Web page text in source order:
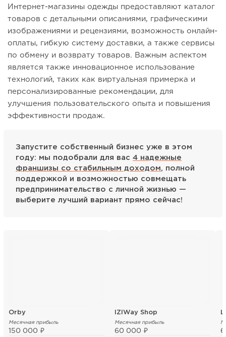
Интернет-магазины одежды предоставляют каталог
товаров с детальными описаниями, графическими
изображениями и рецензиями, возможность онлайн-
оплаты, гибкую систему доставки, а также сервисы
по обмену и возврату товаров. Важным аспектом
является также инновационное использование
технологий, таких как виртуальная примерка и
персонализированные рекомендации, для
улучшения пользовательского опыта и повышения
эффективности продаж.
Запустите собственный бизнес уже в этом
году: мы подобрали для вас 4 надежные
франшизы со стабильным доходом, полной
поддержкой и возможностью совмещать
предпринимательство с личной жизнью —
выберите лучший вариант прямо сейчас!
Orby
Месячная прибыль
150 000 ₽
IZIWay Shop
Месячная прибыль
60 000 ₽